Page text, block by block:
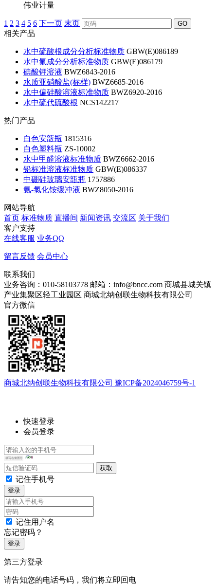
伟业计量
1 2 3 4 5 6 下一页 末页 GO
相关产品
水中硫酸根成分分析标准物质 GBW(E)086189
水中氟成分分析标准物质 GBW(E)086179
碘酸钾溶液 BWZ6843-2016
水质亚硝酸盐(标样) BWZ6685-2016
水中偏硅酸溶液标准物质 BWZ6920-2016
水中硫代硫酸根 NCS142217
热门产品
白色安瓿瓶 1815316
白色塑料瓶 ZS-10002
水中甲醛溶液标准物质 BWZ6662-2016
铅标准溶液标准物质 GBW(E)086337
中硼硅玻璃安瓿瓶 1757886
氨-氯化铵缓冲液 BWZ8050-2016
网站导航
首页 标准物质 直播间 新闻资讯 交流区 关于我们
客户支持
在线客服 业务QQ
留言反馈 会员中心
联系我们
业务咨询：010-58103778 邮箱：info@bncc.com 商城县城关镇
产业集聚区轻工业园区 商城北纳创联生物科技有限公司
官方微信
商城北纳创联生物科技有限公司 豫ICP备2024046759号-1
快速登录
会员登录
记住手机号
登录
记住用户名
忘记密码？
登录
第三方登录
请告知您的电话号码，我们将立即回电